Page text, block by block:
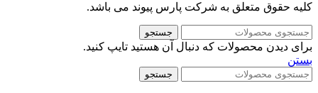
کلیه حقوق متعلق به شرکت پارس پیوند می باشد.
جستجو
برای دیدن محصولات که دنبال آن هستید تایپ کنید.
بستن
جستجو